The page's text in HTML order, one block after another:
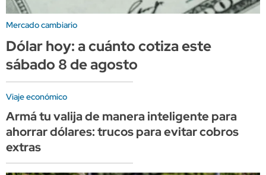
Mercado cambiario
Dólar hoy: a cuánto cotiza este
sábado 8 de agosto
Viaje económico
Armá tu valija de manera inteligente para
ahorrar dólares: trucos para evitar cobros
extras